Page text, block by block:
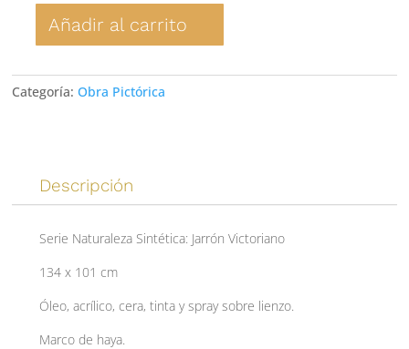
Sintética:
Jarrón
Añadir al carrito
Categoría:Obra Pictórica
Descripción
Serie Naturaleza Sintética: Jarrón Victoriano
134 x 101 cm
Óleo, acrílico, cera, tinta y spray sobre lienzo.
Marco de haya.